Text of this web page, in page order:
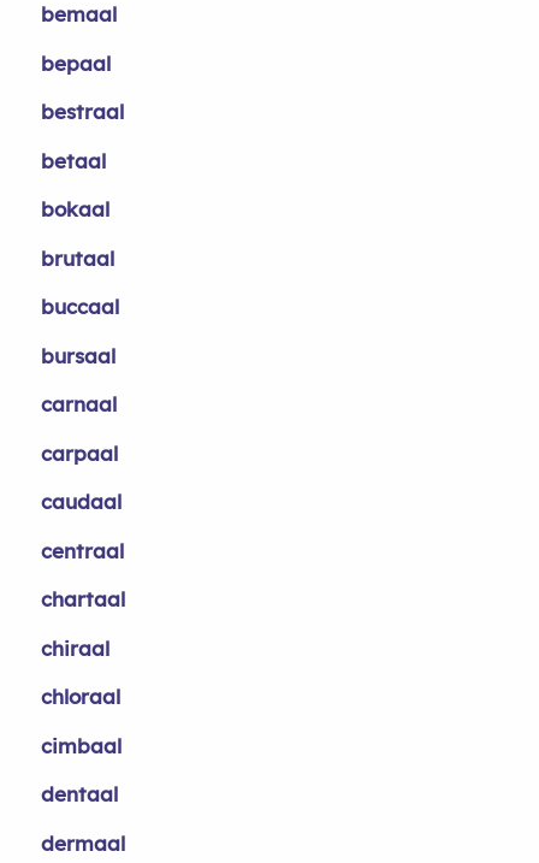
bemaal
bepaal
bestraal
betaal
bokaal
brutaal
buccaal
bursaal
carnaal
carpaal
caudaal
centraal
chartaal
chiraal
chloraal
cimbaal
dentaal
dermaal